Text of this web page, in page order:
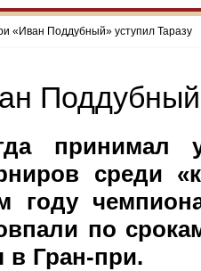
«Иван Поддубный» уступил Таразу
среди
году
по
в Гран-при.